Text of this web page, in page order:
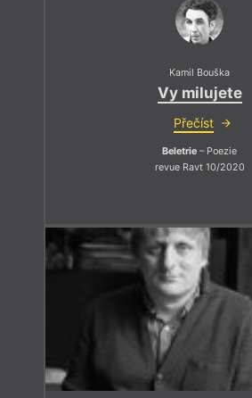
Kamil Bouška
Vy milujete
Přečíst
Beletrie – Poezie
revue Ravt 10/2020